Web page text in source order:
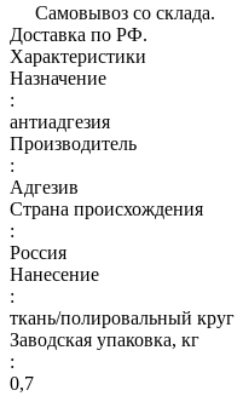
Самовывоз со склада.
Доставка по РФ.
Характеристики
Назначение
:
антиадгезия
Производитель
:
Адгезив
Страна происхождения
:
Россия
Нанесение
:
ткань/полировальный круг
Заводская упаковка, кг
:
0,7